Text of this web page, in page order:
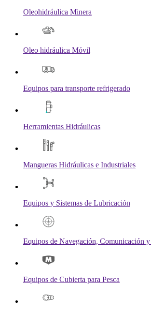
Oleohidráulica Minera
Oleo hidráulica Móvil
Equipos para transporte refrigerado
Herramientas Hidráulicas
Mangueras Hidráulicas e Industriales
Equipos y Sistemas de Lubricación
Equipos de Navegación, Comunicación y
Equipos de Cubierta para Pesca